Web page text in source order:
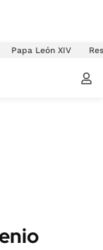
Papa León XIV